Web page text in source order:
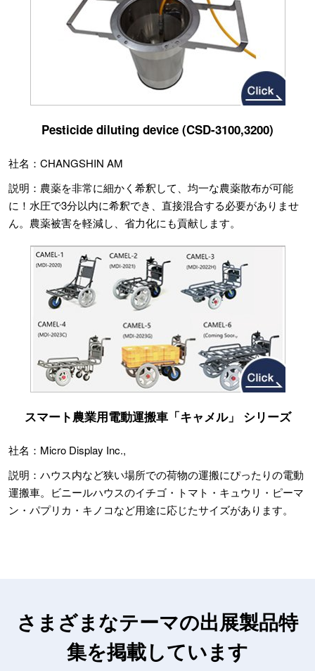
Pesticide diluting device (CSD-3100,3200)
社名：CHANGSHIN AM
説明：農薬を非常に細かく希釈して、均一な農薬散布が可能
に！水圧で3分以内に希釈でき、直接混合する必要がありませ
ん。農薬被害を軽減し、省力化にも貢献します。
スマート農業用電動運搬車「キャメル」 シリーズ
社名：Micro Display Inc.,
説明：ハウス内など狭い場所での荷物の運搬にぴったりの電動
運搬車。ビニールハウスのイチゴ・トマト・キュウリ・ピーマ
ン・パプリカ・キノコなど用途に応じたサイズがあります。
さまざまなテーマの出展製品特
集を掲載しています